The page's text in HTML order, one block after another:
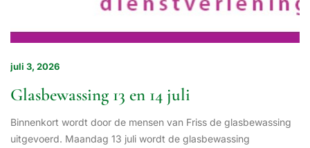
juli 3, 2026
Glasbewassing 13 en 14 juli
Binnenkort wordt door de mensen van Friss de glasbewassing
uitgevoerd. Maandag 13 juli wordt de glasbewassing